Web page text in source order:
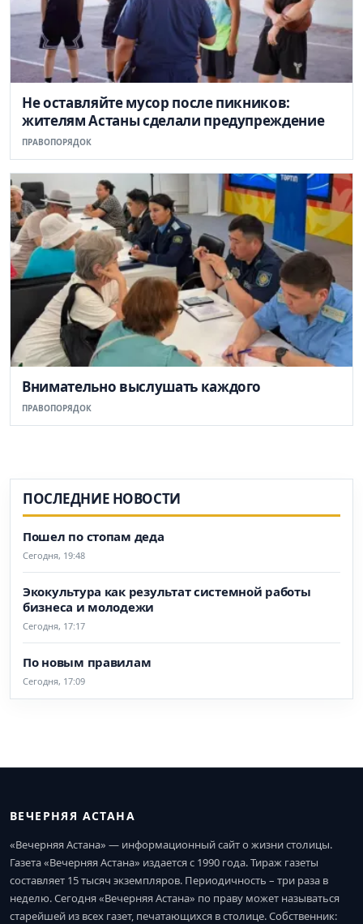
Не оставляйте мусор после пикников:
жителям Астаны сделали предупреждение
ПРАВОПОРЯДОК
Внимательно выслушать каждого
ПРАВОПОРЯДОК
ПОСЛЕДНИЕ НОВОСТИ
Пошел по стопам деда
Сегодня, 19:48
Экокультура как результат системной работы
бизнеса и молодежи
Сегодня, 17:17
По новым правилам
Сегодня, 17:09
ВЕЧЕРНЯЯ АСТАНА
«Вечерняя Астана» — информационный сайт о жизни столицы.
Газета «Вечерняя Астана» издается с 1990 года. Тираж газеты
составляет 15 тысяч экземпляров. Периодичность – три раза в
неделю. Сегодня «Вечерняя Астана» по праву может называться
старейшей из всех газет, печатающихся в столице. Собственник: